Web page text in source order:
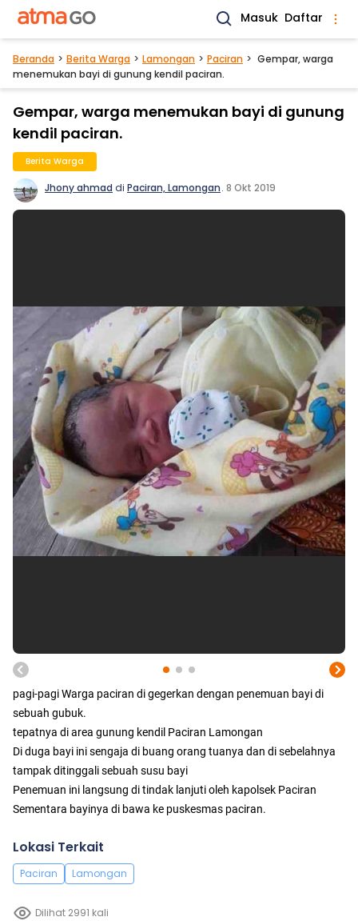
Masuk Daftar
Beranda Berita Warga Lamongan Paciran
Gempar, warga
menemukan bayi di gunung kendil paciran.
Gempar, warga menemukan bayi di gunung
kendil paciran.
Berita Warga
Jhony ahmad di Paciran, Lamongan. 8 Okt 2019
pagi-pagi Warga paciran di gegerkan dengan penemuan bayi di
sebuah gubuk.
tepatnya di area gunung kendil Paciran Lamongan
Di duga bayi ini sengaja di buang orang tuanya dan di sebelahnya
tampak ditinggali sebuah susu bayi
Penemuan ini langsung di tindak lanjuti oleh kapolsek Paciran
Sementara bayinya di bawa ke puskesmas paciran.
Lokasi Terkait
Paciran Lamongan
Dilihat 2991 kali